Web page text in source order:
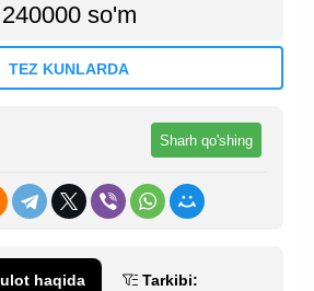
240000 so'm
TEZ KUNLARDA
Sharh qo'shing
haqida Tarkibi: